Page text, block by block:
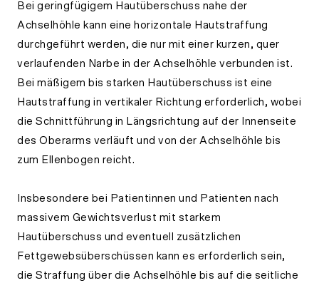
Bei geringfügigem Hautüberschuss nahe der
Achselhöhle kann eine horizontale Hautstraffung
durchgeführt werden, die nur mit einer kurzen, quer
verlaufenden Narbe in der Achselhöhle verbunden ist.
Bei mäßigem bis starken Hautüberschuss ist eine
Hautstraffung in vertikaler Richtung erforderlich, wobei
die Schnittführung in Längsrichtung auf der Innenseite
des Oberarms verläuft und von der Achselhöhle bis
zum Ellenbogen reicht.
Insbesondere bei Patientinnen und Patienten nach
massivem Gewichtsverlust mit starkem
Hautüberschuss und eventuell zusätzlichen
Fettgewebsüberschüssen kann es erforderlich sein,
die Straffung über die Achselhöhle bis auf die seitliche